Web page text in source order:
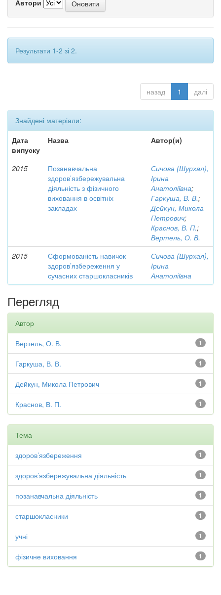
Автори
Результати 1-2 зі 2.
назад 1 далі
Знайдені матеріали:
Дата
випуску
Назва Автор(и)
2015
Позанавчальна
здоров’язбережувальна
діяльність з фізичного
виховання в освітніх
закладах
Сичова (Шурхал),
Ірина
Анатоліївна;
Гаркуша, В. В.;
Дейкун, Микола
Петрович;
Краснов, В. П.;
Вертель, О. В.
2015
Сформованість навичок
здоров’язбереження у
сучасних старшокласників
Сичова (Шурхал),
Ірина
Анатоліївна
Перегляд
Автор
1
Вертель, О. В.
1
Гаркуша, В. В.
1
Дейкун, Микола Петрович
1
Краснов, В. П.
Тема
1
здоров’язбереження
1
здоров’язбережувальна діяльність
1
позанавчальна діяльність
1
старшокласники
1
учні
1
фізичне виховання